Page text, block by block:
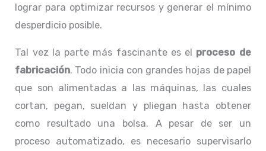
lograr para optimizar recursos y generar el mínimo
desperdicio posible.
Tal vez la parte más fascinante es el proceso de
fabricación. Todo inicia con grandes hojas de papel
que son alimentadas a las máquinas, las cuales
cortan, pegan, sueldan y pliegan hasta obtener
como resultado una bolsa. A pesar de ser un
proceso automatizado, es necesario supervisarlo